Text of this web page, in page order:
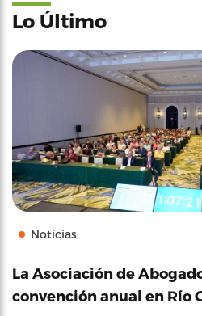
Lo Último
Noticias
La Asociación de
convención anual en Río